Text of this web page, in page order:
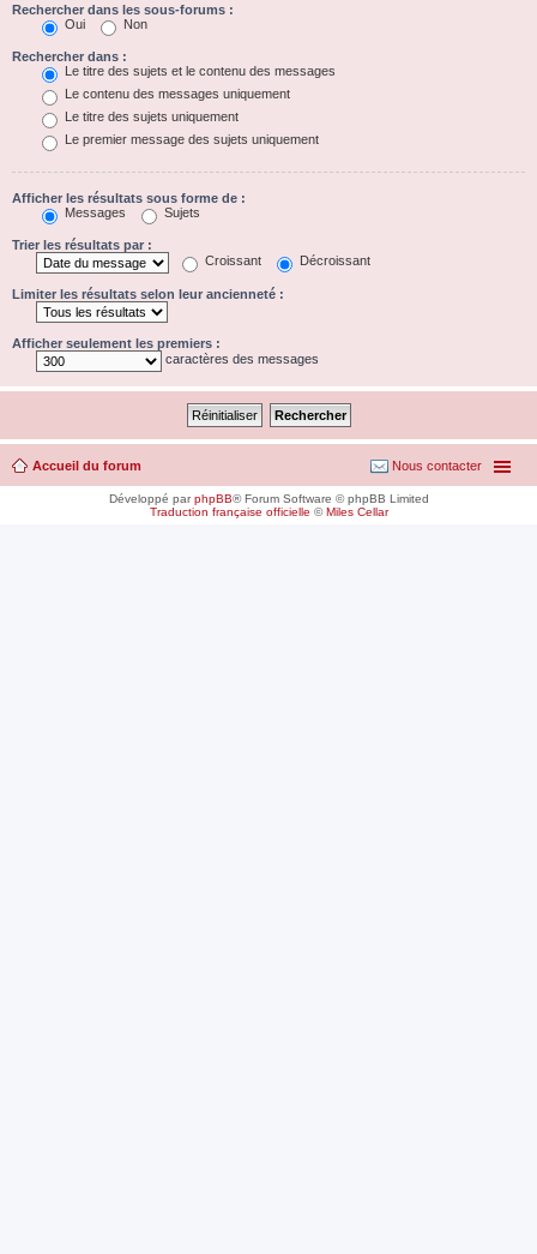
Rechercher dans les sous-forums :
Oui
Non
Rechercher dans :
Le titre des sujets et le contenu des messages
Le contenu des messages uniquement
Le titre des sujets uniquement
Le premier message des sujets uniquement
Afficher les résultats sous forme de :
Messages
Sujets
Trier les résultats par :
Croissant
Décroissant
Limiter les résultats selon leur ancienneté :
Afficher seulement les premiers :
caractères des messages
Accueil du forum Nous contacter
Développé parphpBB® Forum Software © phpBB Limited
Traduction française officielle ©Miles Cellar